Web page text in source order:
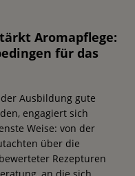
Aromapflege:
für das
Ausbildung gute
engagiert sich
Weise: von der
über die
Rezepturen